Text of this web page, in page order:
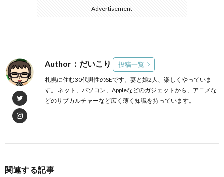
Advertisement
Author：だいこり 投稿一覧
札幌に住む30代男性のSEです。妻と娘2人、楽しくやっていま
す。 ネット、パソコン、Appleなどのガジェットから、アニメな
どのサブカルチャーなど広く薄く知識を持っています。
関連する記事